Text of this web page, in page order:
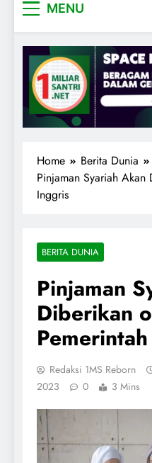
MENU
Home
Berita Dunia
Pinjaman Syariah
Inggris
BERITA DUNIA
Pinjaman
Diberikan
Redaksi 1MS Reborn
2023
0 3 Mins